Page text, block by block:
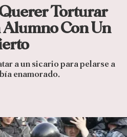
Torturar
Con Un
a un sicario para pelarse a
enamorado.